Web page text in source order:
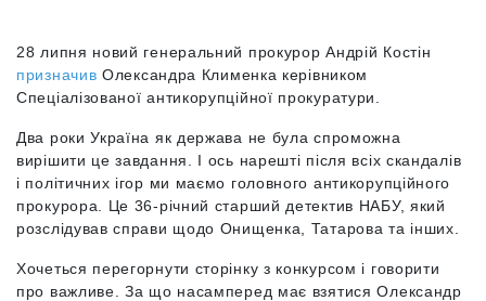
28 липня новий генеральний прокурор Андрій Костін
призначив Олександра Клименка керівником
Спеціалізованої антикорупційної прокуратури.
Два роки Україна як держава не була спроможна
вирішити це завдання. І ось нарешті після всіх скандалів
і політичних ігор ми маємо головного антикорупційного
прокурора. Це 36-річний старший детектив НАБУ, який
розслідував справи щодо Онищенка, Татарова та інших.
Хочеться перегорнути сторінку з конкурсом і говорити
про важливе. За що насамперед має взятися Олександр